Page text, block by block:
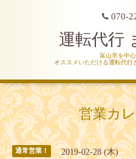
070-
運転代行
富山市を中
オススメいただける運転代行
営業カ
通常営業！ 2019-02-28 (木)